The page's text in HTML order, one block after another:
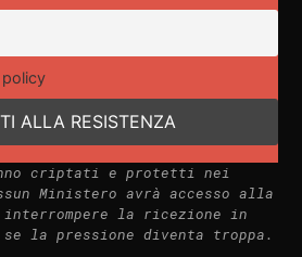
criptati e protetti nei
Ministero avrà accesso alla
la ricezione in
se la pressione diventa troppa.